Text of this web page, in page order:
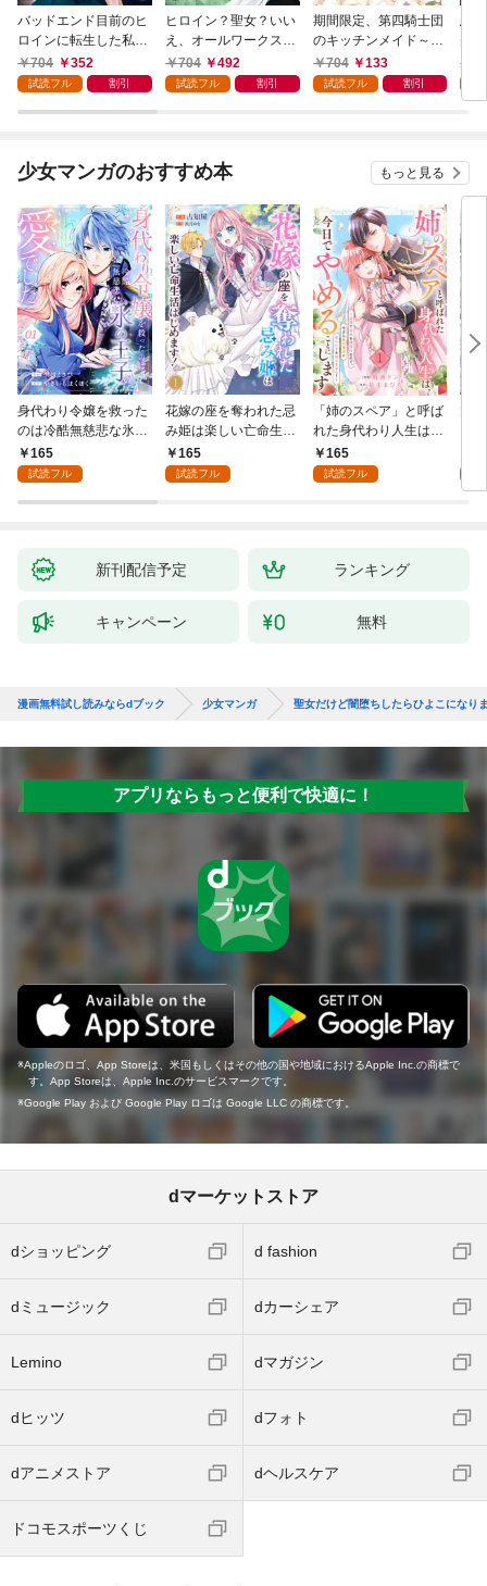
バッドエンド目前のヒ
ロインに転生した私、
今世では恋愛するつも
りがチートな兄が離し
OMIC 第1巻
704 352
試読フル 割引
ヒロイン？聖女？いい
え、オールワークスメ
イドです（誇）！@C
OMIC 第1巻
704 492
試読フル 割引
期間限定、第四騎士団
のキッチンメイド～結
婚したくないので就職
しました～@COMIC
704 133
試読フル 割引
悪
先
令
ラ
の
少女マンガのおすすめ本 もっと見る
身代わり令嬢を救った
のは冷酷無慈悲な氷の
王子の愛でした１
165
試読フル
花嫁の座を奪われた忌
み姫は楽しい亡命生活
はじめます！１
165
試読フル
「姉のスペア」と呼ば
れた身代わり人生は、
今日でやめることにし
ます～辺境で自由を満
165
試読フル
新刊配信予定 ランキング
キャンペーン 無料
漫画無料試し読みならdブック 少女マンガ 聖女だけど闇堕ちしたらひよこになり
アプリならもっと便利で快適に！
Appleのロゴ、App Storeは、米国もしくはその他の国や地域におけるApple Inc.の商標で
す。App Storeは、Apple Inc.のサービスマークです。
Google Play および Google Play ロゴは Google LLC の商標です。
dマーケットストア
dショッピング d fashion
dミュージック dカーシェア
Lemino dマガジン
dヒッツ dフォト
dアニメストア dヘルスケア
ドコモスポーツくじ